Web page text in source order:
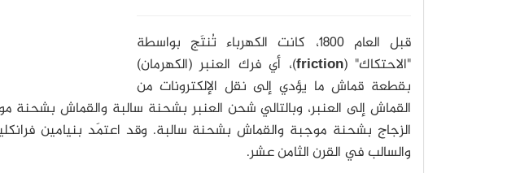
قبل العام 1800، كانت الكهرباء تُنتَج بواسطة
"الاحتكاك" (friction)، أي فرك العنبر (الكهرمان)
بقطعة قماش ما يؤدي إلى نقل الإلكترونات من
القماش إلى العنبر، وبالتالي شحن العنبر بشحنة سالبة والقماش
الزجاج بشحنة موجبة والقماش بشحنة سالبة. وقد اعتمَد بنيامين
والسالب في القرن الثامن عشر.